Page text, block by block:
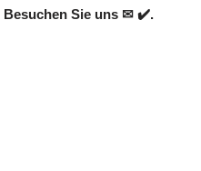
Besuchen Sie uns ✉ ✔️.